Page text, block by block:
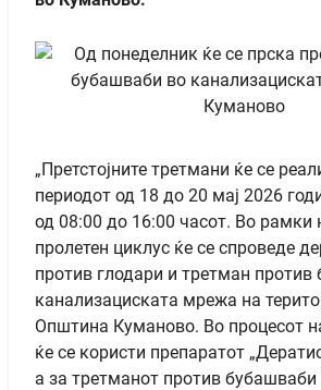
„Претстојните третмани ќе се
периодот од 18 до 20 мај 2026
од 08:00 до 16:00 часот. Во рамки
пролетен циклус ќе се спроведе
против глодари и третман
канализациската мрежа на
Општина Куманово. Во процесот
ќе се користи препаратот
а за третманот против бубашваби